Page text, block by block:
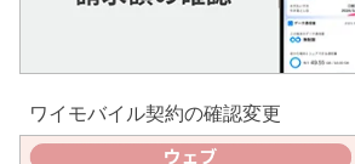
ワイモバイル契約の確認変更